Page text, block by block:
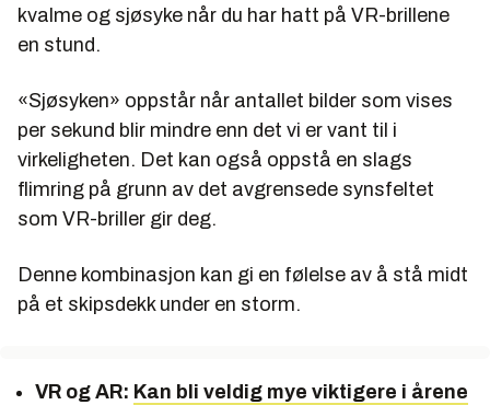
kvalme og sjøsyke når du har hatt på VR-brillene
en stund.
«Sjøsyken» oppstår når antallet bilder som vises
per sekund blir mindre enn det vi er vant til i
virkeligheten. Det kan også oppstå en slags
flimring på grunn av det avgrensede synsfeltet
som VR-briller gir deg.
Denne kombinasjon kan gi en følelse av å stå midt
på et skipsdekk under en storm.
VR og AR: Kan bli veldig mye viktigere i årene